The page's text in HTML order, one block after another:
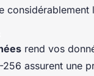
considérablement
rend vos
assurent une